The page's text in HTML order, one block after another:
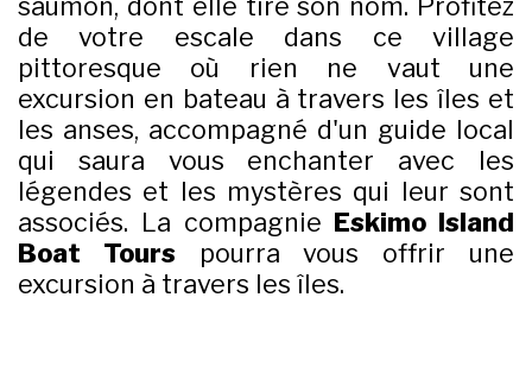
de votre escale dans ce village
pittoresque où rien ne vaut une
excursion en bateau à travers les îles et
les anses, accompagné d'un guide local
qui saura vous enchanter avec les
légendes et les mystères qui leur sont
associés. La compagnie Eskimo Island
Boat Tourspourra vous offrir une
excursion à travers les îles.